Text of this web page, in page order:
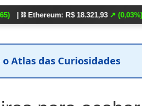
R$ 18.321,93 ↗ (0,03%) | 🌕
o Atlas das Curiosidades